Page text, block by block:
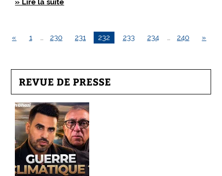
» Lire la suite
« 1 … 230 231 232 233 234 … 240 »
REVUE DE PRESSE